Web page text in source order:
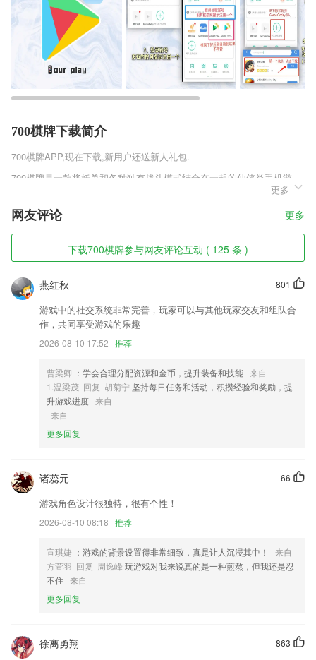
700棋牌下载简介
700棋牌APP,现在下载,新用户还送新人礼包.
700棋牌是一款将妖兽和各种独有战斗模式结合在一起的仙侠类手机游
戏，这里有着各种独有的战斗玩法，每一种模式都会有着特殊的规则和设
定，利用这些玩法能更好的享受游戏带来的特有玩法。大量的主线剧情将
会为你带来各种独有的玩法，这些故事将会让你更好的了解所有的设定。
700棋牌软件特色
1,智能美颜相机，各式滤镜任你挑选，多种工具免费使用，享受便捷的手
机拍照美颜功能；
2,军事武器装备资料，涵盖军事人物、军事历史、等各种军事热点
3,月榜、周榜、日榜都有制作,方便用户与其他同事进行业绩PK;
4,即时通讯(满足文字、语音沟通以及传输文件等，可单人交流，群交流)
6,特效文字，多种趣味的文字形式，动态皮肤，全景皮肤，动态呈现；
700棋牌软件优势
2.专业服务广大医师，成就更多优秀医生
3.无需绿幕，轻松几笔抠出任意物体~
4.快速找到需求的功能，一键翻译，外语小白的必备
5.·为孩子提供了大量的优质辅导功能，帮助孩子进一步加强自己的知识
6.提供的启蒙学习课程内容有很多，根据宝宝的喜好选择。
700棋牌更新了什么?
群组功能优化
支持门店管理员设置门店打卡班次和排班；
更多
网友评论 更多
下载700棋牌参与网友评论互动 ( 125 条 )
801
燕红秋
游戏中的社交系统非常完善，玩家可以与其他玩家交友和组队合
作，共同享受游戏的乐趣
2026-08-10 17:52 推荐
曹梁卿 ：学会合理分配资源和金币，提升装备和技能 来自
1.温梁茂 回复 胡菊宁 坚持每日任务和活动，积攒经验和奖励，提
升游戏进度 来自
来自
更多回复
66
诸蕊元
游戏角色设计很独特，很有个性！
2026-08-10 08:18 推荐
宣琪婕 ：游戏的背景设置得非常细致，真是让人沉浸其中！
来自
方萱羽 回复 周逸峰 玩游戏对我来说真的是一种煎熬，但我还是忍
不住 来自
更多回复
863
徐离勇翔